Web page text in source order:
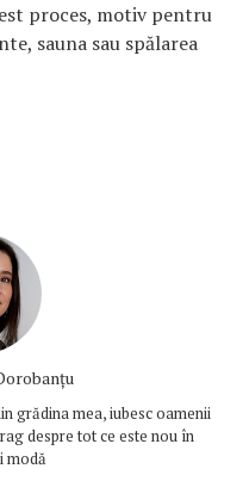
proces, motiv pentru
sauna sau spălarea
grădina mea, iubesc oamenii
despre tot ce este nou în
modă